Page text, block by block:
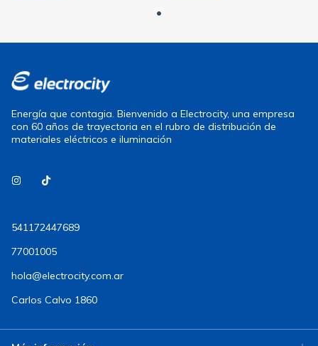
Energía que contagia. Bienvenido a Electrocity, una empresa
con 60 años de trayectoria en el rubro de distribución de
materiales eléctricos e iluminación
541172447689
77001005
hola@electrocity.com.ar
Carlos Calvo 1860